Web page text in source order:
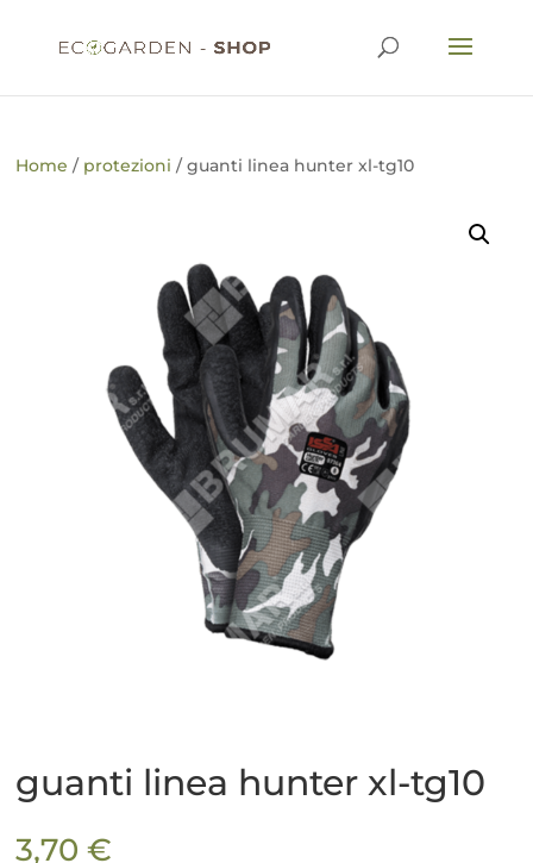
Home / protezioni / guanti linea hunter xl-tg10
guanti linea hunter xl-tg10
3,70€